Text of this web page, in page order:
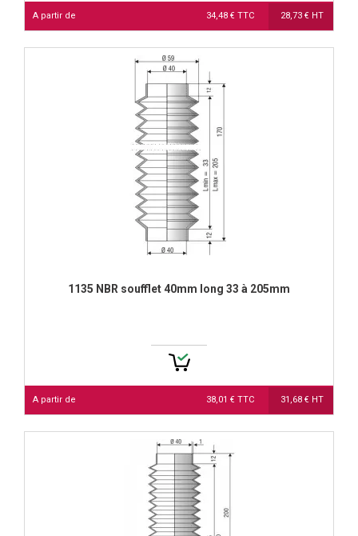
A partir de 34,48 € TTC 28,73 € HT
1135 NBR soufflet 40mm long 33 à 205mm
A partir de 38,01 € TTC 31,68 € HT